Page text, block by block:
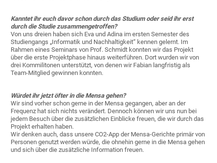
Kanntet ihr euch davor schon durch das Studium oder seid ihr erst
durch die Studie zusammengetroffen?
Von uns dreien haben sich Eva und Adina im ersten Semester des
Studiengangs „Informatik und Nachhaltigkeit“ kennen gelernt. Im
Rahmen eines Seminars von Prof. Schmidt konnten wir das Projekt
über die erste Projektphase hinaus weiterführen. Dort wurden wir von
drei Kommilitonen unterstützt, von denen wir Fabian langfristig als
Team-Mitglied gewinnen konnten.
Würdet ihr jetzt öfter in die Mensa gehen?
Wir sind vorher schon gerne in der Mensa gegangen, aber an der
Frequenz hat sich nichts verändert. Dennoch können wir uns nun bei
jedem Besuch über die zusätzlichen Einblicke freuen, die wir durch das
Projekt erhalten haben.
Wir denken auch, dass unsere CO2-App der Mensa-Gerichte primär von
Personen genutzt werden würde, die ohnehin gerne in die Mensa gehen
und sich über die zusätzliche Information freuen.